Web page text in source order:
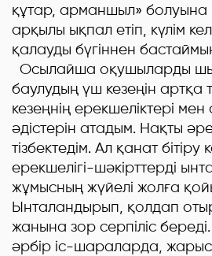
құтар, арманшыл» болуына
арқылы ықпал етіп, күлім
қалауды бүгіннен
Осылайша оқушыларды
баулудың үш кезеңін артқа
кезеңнің ерекшеліктері
әдістерін атадым. Нақты
тізбектедім. Ал қанат бітіру
ерекшелігі-шәкірттерді
жұмысның жүйелі жолға
Ынталандырып, қолдап
жанына зор серпіліс береді.
әрбір іс-шараларда,